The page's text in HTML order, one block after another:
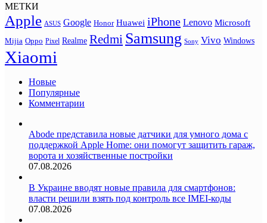
МЕТКИ
Apple ASUS Google Honor Huawei iPhone Lenovo Microsoft
Mijia Oppo Pixel Realme Redmi Samsung Sony Vivo Windows
Xiaomi
Новые
Популярные
Комментарии
Abode представила новые датчики для умного дома с
поддержкой Apple Home: они помогут защитить гараж,
ворота и хозяйственные постройки
07.08.2026
В Украине вводят новые правила для смартфонов:
власти решили взять под контроль все IMEI-коды
07.08.2026